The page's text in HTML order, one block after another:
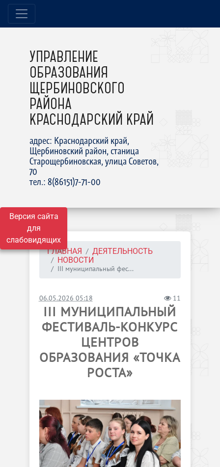
Версия сайта
для
слабовидящих
УПРАВЛЕНИЕ
ОБРАЗОВАНИЯ
ЩЕРБИНОВСКОГО
РАЙОНА
КРАСНОДАРСКИЙ КРАЙ
адрес: Краснодарский край,
Щербиновский район, станица
Старощербиновская, улица Советов,
70
тел.: 8(86151)7-71-00
ГЛАВНАЯ
ДЕЯТЕЛЬНОСТЬ
НОВОСТИ
III муниципальный фес...
06.05.2026 05:18 11
III МУНИЦИПАЛЬНЫЙ
ФЕСТИВАЛЬ-КОНКУРС
ЦЕНТРОВ
ОБРАЗОВАНИЯ «ТОЧКА
РОСТА»